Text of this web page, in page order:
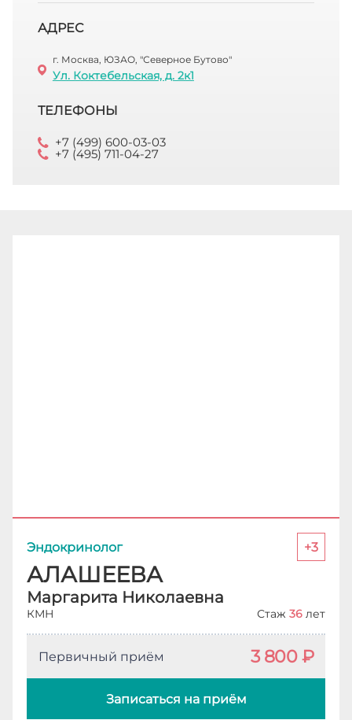
АДРЕС
г. Москва, ЮЗАО, "Северное Бутово"
Ул. Коктебельская, д. 2к1
ТЕЛЕФОНЫ
+7 (499) 600-03-03
+7 (495) 711-04-27
Эндокринолог +3
АЛАШЕЕВА
Маргарита Николаевна
КМН Стаж 36 лет
Первичный приём 3 800 ₽
Записаться на приём